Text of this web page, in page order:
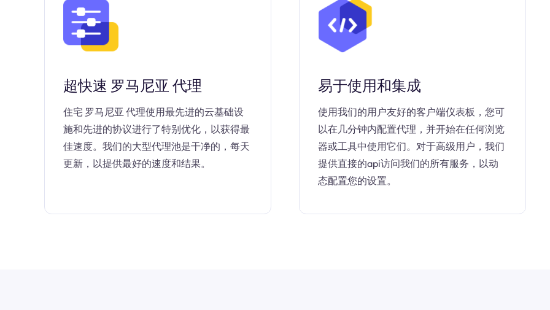
超快速 罗马尼亚 代理
住宅 罗马尼亚 代理使用最先进的云基础设
施和先进的协议进行了特别优化，以获得最
佳速度。我们的大型代理池是干净的，每天
更新，以提供最好的速度和结果。
易于使用和集成
使用我们的用户友好的客户端仪表板，您可
以在几分钟内配置代理，并开始在任何浏览
器或工具中使用它们。对于高级用户，我们
提供直接的api访问我们的所有服务，以动
态配置您的设置。